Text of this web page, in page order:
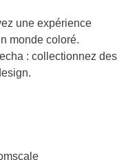
une expérience
monde coloré.
: collectionnez des